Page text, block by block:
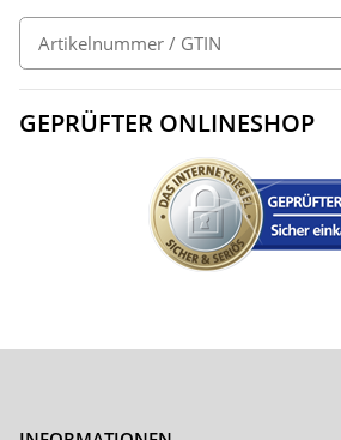
GEPRÜFTER ONLINESHOP